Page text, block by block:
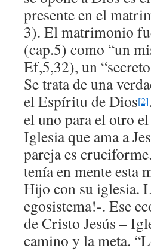
presente en el
3). El matrimonio
(cap.5) como “un
Ef,5,32), un
Se trata de una
el Espíritu de Dios[2]
el uno para el otro
Iglesia que ama a
pareja es
tenía en mente esta
Hijo con su iglesia.
egosistema!-. Ese
de Cristo Jesús –
camino y la meta.